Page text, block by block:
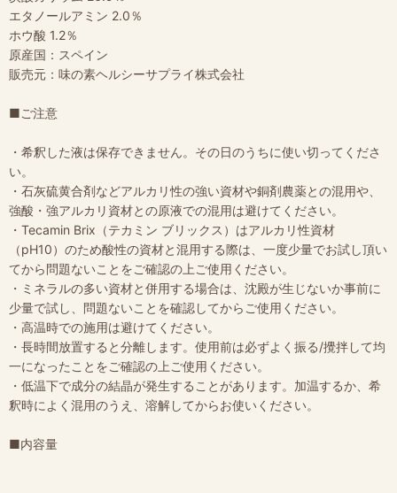
エタノールアミン 2.0％
ホウ酸 1.2％
原産国：スペイン
販売元：味の素ヘルシーサプライ株式会社
■ご注意
・希釈した液は保存できません。その日のうちに使い切ってくださ
い。
・石灰硫黄合剤などアルカリ性の強い資材や銅剤農薬との混用や、
強酸・強アルカリ資材との原液での混用は避けてください。
・Tecamin Brix（テカミン ブリックス）はアルカリ性資材
（pH10）のため酸性の資材と混用する際は、一度少量でお試し頂い
てから問題ないことをご確認の上ご使用ください。
・ミネラルの多い資材と併用する場合は、沈殿が生じないか事前に
少量で試し、問題ないことを確認してからご使用ください。
・高温時での施用は避けてください。
・長時間放置すると分離します。使用前は必ずよく振る/攪拌して均
一になったことをご確認の上ご使用ください。
・低温下で成分の結晶が発生することがあります。加温するか、希
釈時によく混用のうえ、溶解してからお使いください。
■内容量